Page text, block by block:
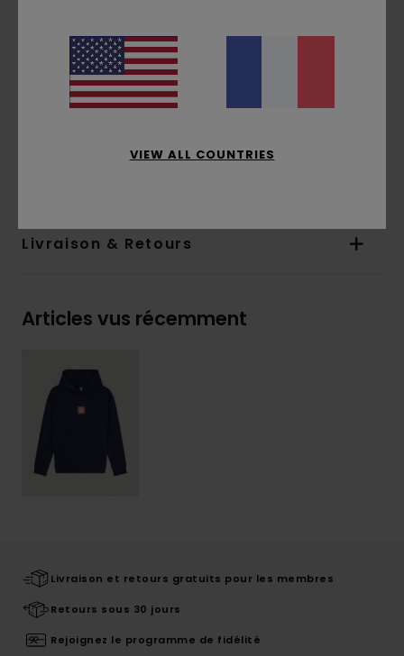
Imprimé à l'avant
Étiquette drapeau avec logo sur la couture
latérale
Livraison & Retours
Articles vus récemment
Livraison et retours gratuits pour les membres
Retours sous 30 jours
Rejoignez le programme de fidélité
VIEW ALL COUNTRIES